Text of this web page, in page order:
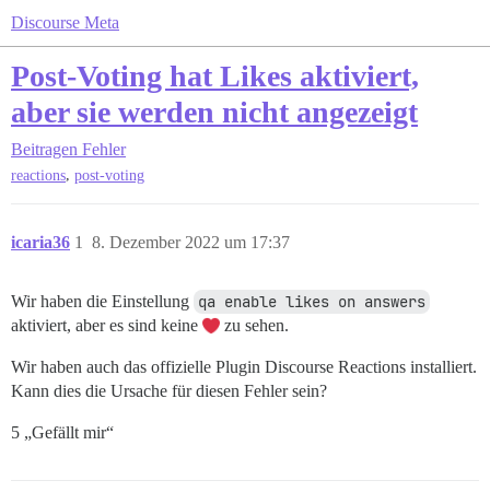
Discourse Meta
Post-Voting hat Likes aktiviert,
aber sie werden nicht angezeigt
Beitragen Fehler
reactions, post-voting
icaria36 8. Dezember 2022 um 17:37
1
Wir haben die Einstellung qa enable likes on answers
aktiviert, aber es sind keine zu sehen.
Wir haben auch das offizielle Plugin Discourse Reactions installiert.
Kann dies die Ursache für diesen Fehler sein?
5 „Gefällt mir“